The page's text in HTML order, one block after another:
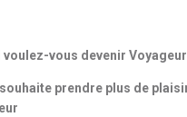
vous devenir
prendre plus de